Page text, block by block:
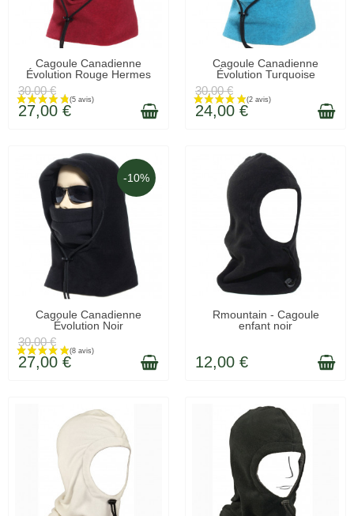
LIVRÉ SOUS 48H
Cagoule Canadienne
Évolution Rouge Hermes
30,00 €
27,00 €
LIVRÉ SOUS 48H
Cagoule Canadienne
Évolution Turquoise
30,00 €
24,00 €
-10%
LIVRÉ SOUS 48H
Cagoule Canadienne
Évolution Noir
30,00 €
27,00 €
LIVRÉ SOUS 48H
Rmountain - Cagoule
enfant noir
12,00 €